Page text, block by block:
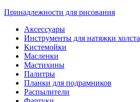
Принадлежности для рисования
Аксессуары
Инструменты для натяжки холста
Кистемойки
Масленки
Мастихины
Палитры
Планки для подрамников
Распылители